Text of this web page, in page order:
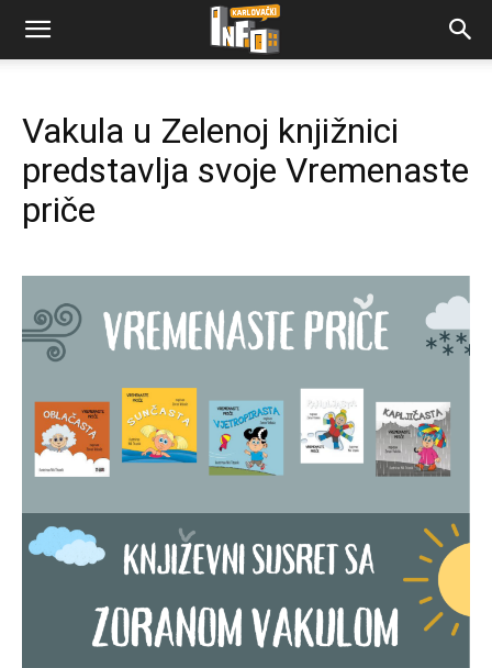
Vakula u Zelenoj knjižnici
predstavlja svoje Vremenaste
priče